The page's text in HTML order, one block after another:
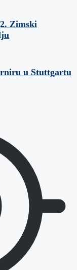
Zimski
u Stuttgartu